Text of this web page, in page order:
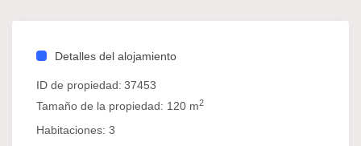
Detalles del alojamiento
ID de propiedad: 37453
Tamaño de la propiedad: 120 m2
Habitaciones: 3